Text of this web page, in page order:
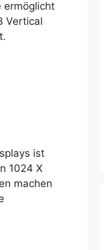
ermöglicht
Vertical
ist
1024 X
machen